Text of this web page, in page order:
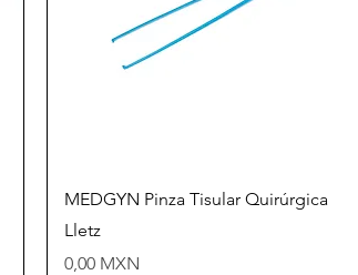
Vista rápida
MEDGYN Pinza Tisular Quirúrgica
Lletz
Precio
0,00 MXN